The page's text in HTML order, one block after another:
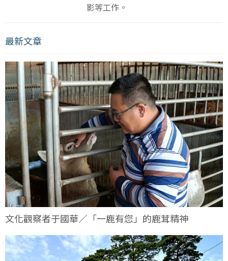
影等工作。
最新文章
文化觀察者于國華／「一鹿有您」的鹿茸精神